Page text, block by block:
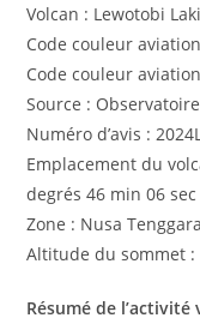
Volcan : Lewotobi
Code couleur
Code couleur
Source :
Numéro d’avis :
Emplacement du
degrés 46 min 06 sec
Zone : Nusa
Altitude du sommet :
Résumé de l’activité